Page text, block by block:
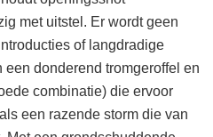
met uitstel. Er wordt geen
of langdradige
donderend tromgeroffel en
combinatie) die ervoor
een razende storm die van